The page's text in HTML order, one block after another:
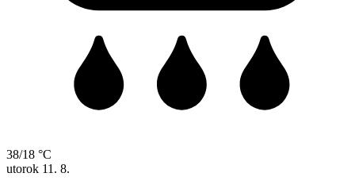
38/18 °C
utorok 11. 8.